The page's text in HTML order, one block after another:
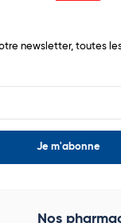
newsletter, toutes
Nos